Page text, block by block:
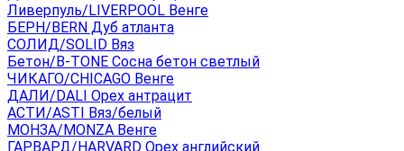
Ливерпуль/LIVERPOOL Венге
БЕРН/BERN Дуб атланта
СОЛИД/SOLID Вяз
Бетон/B-TONE Сосна бетон светлый
ЧИКАГО/CHICAGO Венге
ДАЛИ/DALI Орех антрацит
АСТИ/ASTI Вяз/белый
МОНЗА/MONZA Венге
ГАРВАРД/HARVARD Орех английский